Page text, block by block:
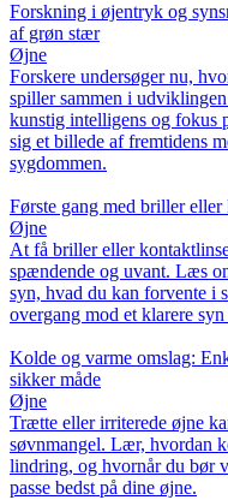
Forskning i øjentryk og
af grøn stær
Øjne
Forskere undersøger nu,
spiller sammen i
kunstig intelligens og fokus
sig et billede af fremtidens
sygdommen.
Første gang med briller
Øjne
At få briller eller
spændende og uvant. Læs
syn, hvad du kan forvente i
overgang mod et klarere
Kolde og varme omslag:
sikker måde
Øjne
Trætte eller irriterede øjne
søvnmangel. Lær, hvordan
lindring, og hvornår du bør
passe bedst på dine øjne.